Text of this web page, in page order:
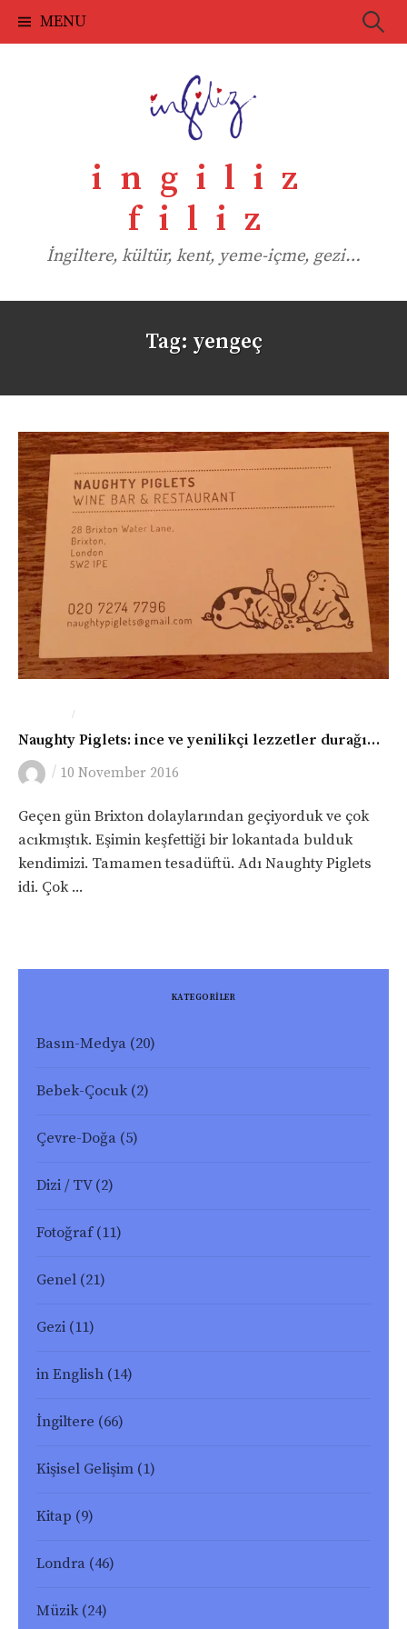
Skip
to
MENU Search
ingiliz
filiz
İngiltere, kültür, kent, yeme-içme, gezi…
Tag: yengeç
/
Naughty Piglets: ince ve yenilikçi lezzetler durağı…
/ 10 November 2016
Geçen gün Brixton dolaylarından geçiyorduk ve çok
acıkmıştık. Eşimin keşfettiği bir lokantada bulduk
kendimizi. Tamamen tesadüftü. Adı Naughty Piglets
idi. Çok ...
KATEGORİLER
Basın-Medya (20)
Bebek-Çocuk(2)
Çevre-Doğa (5)
Dizi / TV(2)
Fotoğraf(11)
Genel (21)
Gezi (11)
in English (14)
İngiltere (66)
Kişisel Gelişim (1)
Kitap (9)
Londra (46)
Müzik(24)